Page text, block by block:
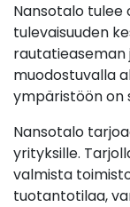
Nansotalo tulee
tulevaisuuden
rautatieaseman
muodostuvalla
ympäristöön on
Nansotalo
yrityksille.
valmista
tuotantotilaa,